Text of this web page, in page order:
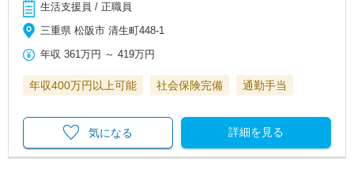
生活支援員 / 正職員
三重県 松阪市 清生町448-1
年収 361万円 ～419万円
年収400万円以上可能 社会保険完備 通勤手当
詳細を見る
気になる